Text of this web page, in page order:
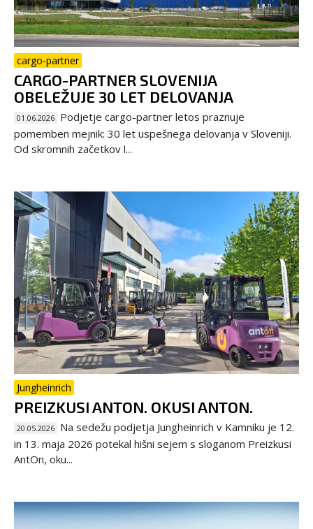
cargo-partner
CARGO-PARTNER SLOVENIJA
OBELEŽUJE 30 LET DELOVANJA
01.06.2026 Podjetje cargo-partner letos praznuje
pomemben mejnik: 30 let uspešnega delovanja v Sloveniji.
Od skromnih začetkov l...
Jungheinrich
PREIZKUSI ANTON. OKUSI ANTON.
20.05.2026 Na sedežu podjetja Jungheinrich v Kamniku je 12.
in 13. maja 2026 potekal hišni sejem s sloganom Preizkusi
AntOn, oku...